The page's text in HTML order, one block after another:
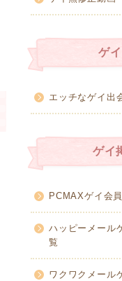
ゲ
エッチなゲイ出
ゲイ
PCMAXゲイ会
ハッピーメール
覧
ワクワクメール